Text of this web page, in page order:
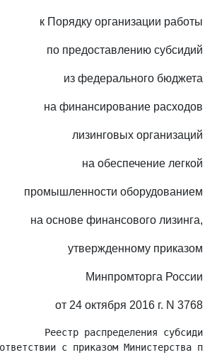
к Порядку организации работы
по предоставлению субсидий
из федерального бюджета
на финансирование расходов
лизинговых организаций
на обеспечение легкой
промышленности оборудованием
на основе финансового лизинга,
утвержденному приказом
Минпромторга России
от 24 октября 2016 г. N 3768
Реестр распределения субсидий
с приказом Министерства